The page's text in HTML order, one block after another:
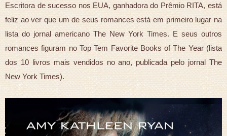
Escritora de sucesso nos EUA, ganhadora do Prêmio RITA, está
feliz ao ver que um de seus romances está em primeiro lugar na
lista do jornal americano The New York Times. E seus outros
romances figuram no Top Tem Favorite Books of The Year (lista
dos 10 livros mais vendidos no ano, publicada pelo jornal The
New York Times).